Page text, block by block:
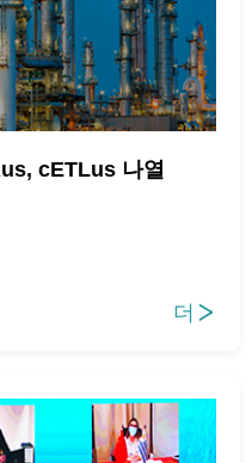
cETLus 나열
더 